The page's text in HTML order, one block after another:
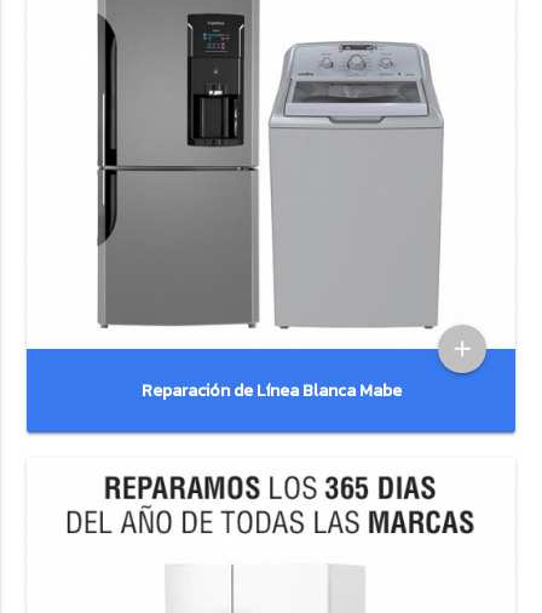
add
Reparación de Línea Blanca Mabe